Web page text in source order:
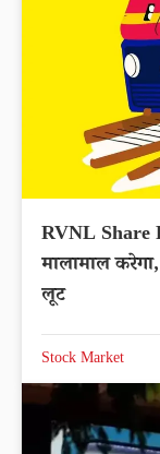
RVNL Share
मालामाल
लूट
Stock Market